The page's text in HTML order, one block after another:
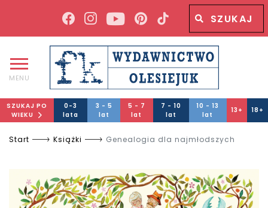
Wyszukiwana fraza
MENU
SZUKAJ PO
WIEKU
0-3
lata
3 - 5
lat
5 - 7
lat
7 - 10
lat
10 - 13
lat
13+ 18+
Start Książki Genealogia dla najmłodszych